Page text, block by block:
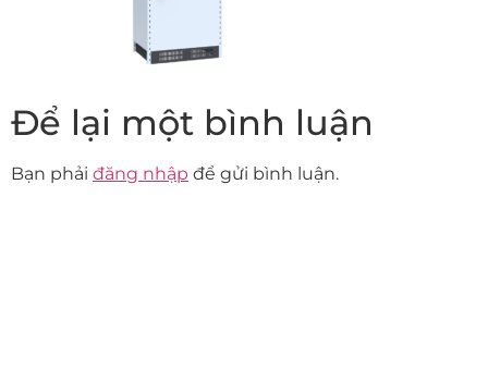
Để lại một bình luận
Bạn phải đăng nhập để gửi bình luận.